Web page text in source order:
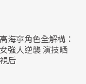
海寧角色全解構：
強人逆襲 演技晒
后